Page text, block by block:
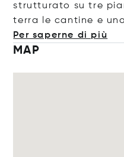
strutturato su tre
terra le cantine e
Per saperne di più
MAP